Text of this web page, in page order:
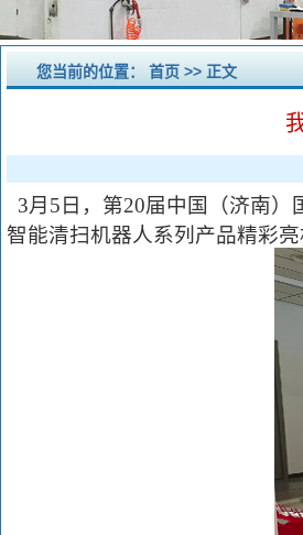
您当前的位置： 首页 >> 正文
3月5日，第20届中国（济南
智能清扫机器人系列产品精彩